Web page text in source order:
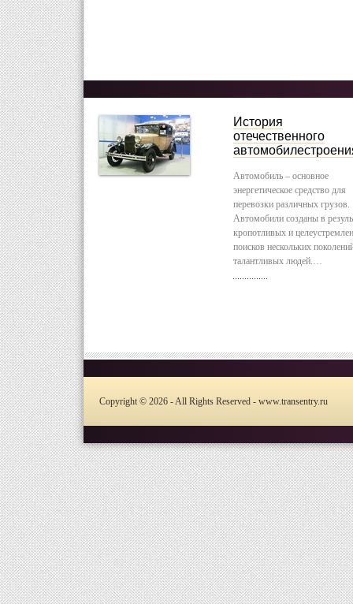
История
отечественного
Автомобиль – основное
энергетическое средство для
перевозки различных грузов.
Автомобили созданы в
кропотливых и
поисков нескольких
талантливых людей.…
Copyright © 2026 - All Rights Reserved - www.transentry.ru